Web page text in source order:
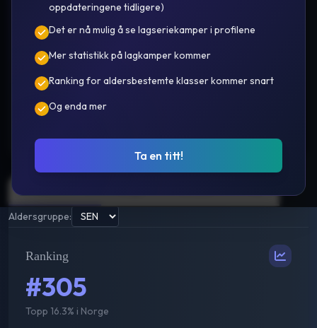
oppdateringene tidligere)
Det er nå mulig å se lagseriekamper i profilene
Mer statistikk på lagkamper kommer
Ranking for aldersbestemte klasser kommer snart
Og enda mer
Ta en titt!
Johnny
Andersen
År i oversikt 25/26 🌟
Aldersgruppe:
Ranking
#305
Topp 16.3% i Norge